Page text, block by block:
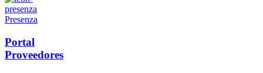
Presenza
Portal
Proveedores